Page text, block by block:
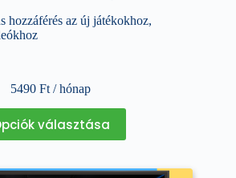
hozzáférés az új játékokhoz,
5490Ft / hónap
választása
Ennek
a
terméknek
variációja